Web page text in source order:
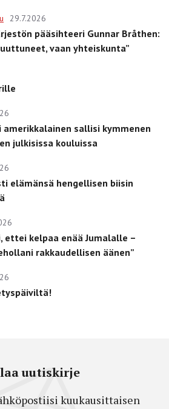
29.7.2026
pääsihteeri Gunnar Bråthen:
vaan yhteiskunta”
sallisi kymmenen
julkisissa kouluissa
elämänsä hengellisen biisin
ettei kelpaa enää Jumalalle –
rakkaudellisen äänen”
uutiskirje
kuukausittaisen